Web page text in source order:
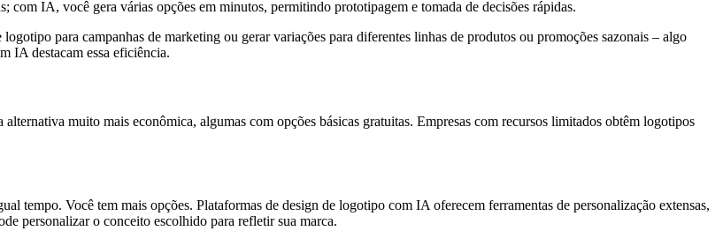
IA, você gera várias opções em minutos, permitindo prototipagem e tomada de decisões rápidas.
para campanhas de marketing ou gerar variações para diferentes linhas de produtos ou promoções sazonais – algo
IA destacam essa eficiência.
muito mais econômica, algumas com opções básicas gratuitas. Empresas com recursos limitados obtêm logotipos
tempo. Você tem mais opções. Plataformas de design de logotipo com IA oferecem ferramentas de personalização extensas,
personalizar o conceito escolhido para refletir sua marca.